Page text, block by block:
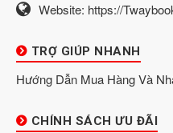
Website: https://
TRỢ GIÚP NHANH
Hướng Dẫn Mua Hàng Và
CHÍNH SÁCH ƯU ĐÃI